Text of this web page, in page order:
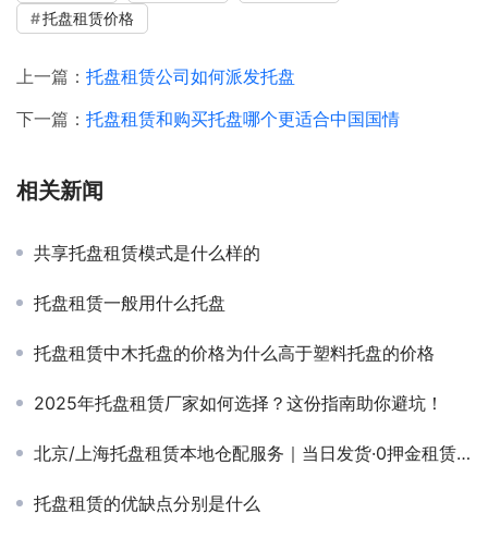
托盘租赁价格
上一篇： 托盘租赁公司如何派发托盘
下一篇： 托盘租赁和购买托盘哪个更适合中国国情
相关新闻
共享托盘租赁模式是什么样的
托盘租赁一般用什么托盘
托盘租赁中木托盘的价格为什么高于塑料托盘的价格
2025年托盘租赁厂家如何选择？这份指南助你避坑！
北京/上海托盘租赁本地仓配服务｜当日发货·0押金租赁，降本增效新选择！
托盘租赁的优缺点分别是什么